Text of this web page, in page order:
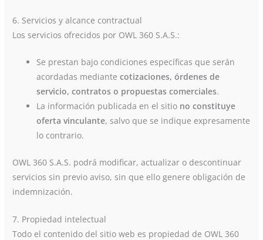
6. Servicios y alcance contractual
Los servicios ofrecidos por OWL 360 S.A.S.:
Se prestan bajo condiciones específicas que serán
acordadas mediantecotizaciones, órdenes de
servicio, contratos o propuestas comerciales.
La información publicada en el sitio no constituye
oferta vinculante, salvo que se indique expresamente
lo contrario.
OWL 360 S.A.S. podrá modificar, actualizar o descontinuar
servicios sin previo aviso, sin que ello genere obligación de
indemnización.
7. Propiedad intelectual
Todo el contenido del sitio web es propiedad de OWL 360